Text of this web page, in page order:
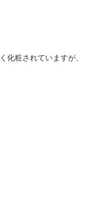
化粧されていますが、